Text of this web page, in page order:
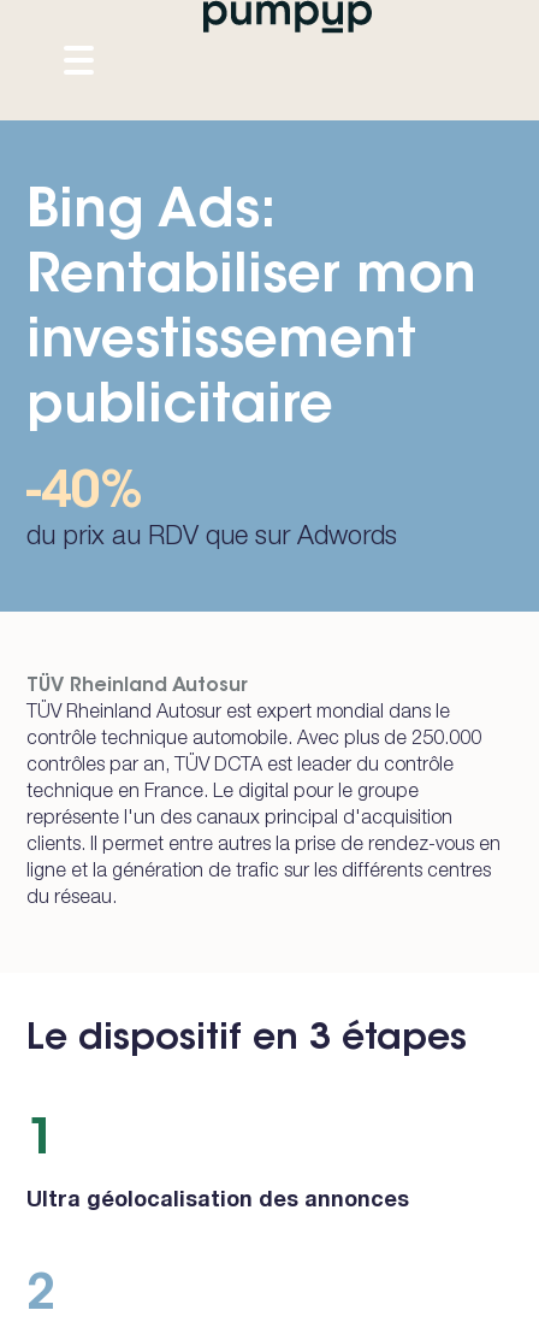
Bing Ads:
Rentabiliser mon
investissement
publicitaire
-40%
du prix au RDV que sur Adwords
TÜV Rheinland Autosur
TÜV Rheinland Autosur est expert mondial dans le
contrôle technique automobile. Avec plus de 250.000
contrôles par an, TÜV DCTA est leader du contrôle
technique en France. Le digital pour le groupe
représente l'un des canaux principal d'acquisition
clients. Il permet entre autres la prise de rendez-vous en
ligne et la génération de trafic sur les différents centres
du réseau.
Le dispositif en 3 étapes
1
Ultra géolocalisation des annonces
2